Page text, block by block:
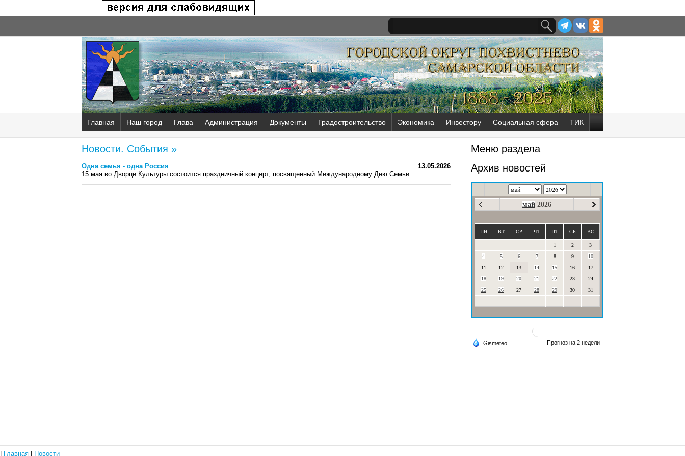
Главная Наш город Глава Администрация Документы Градостроительство Экономика Инвестору Социальная сфера ТИК
Новости. События »
13.05.2026
Одна семья - одна Россия
15 мая во Дворце Культуры состоится праздничный концерт, посвященный Международному Дню Семьи
Меню раздела
Архив новостей
май 2026
ПН ВТ СР ЧТ ПТ СБ ВС
1 2
3
4
5 6 7 8 9
10
11
12 13 14 15 16
17
18
19 20 21 22 23
24
25
26 27 28 29 30 31
Главная Новости